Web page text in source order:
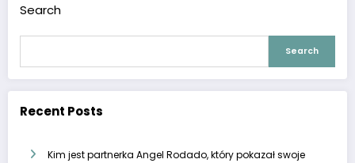
Search
Search
Recent Posts
Kim jest partnerka Angel Rodado, który pokazał swoje